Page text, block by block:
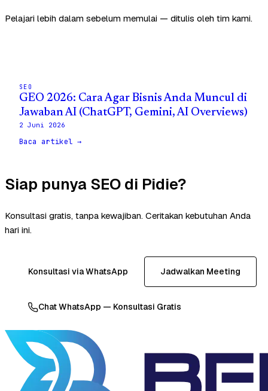
Pelajari lebih dalam sebelum memulai — ditulis oleh tim kami.
SEO
GEO 2026: Cara Agar Bisnis Anda Muncul di
Jawaban AI (ChatGPT, Gemini, AI Overviews)
2 Juni 2026
Baca artikel →
Siap punya SEO di Pidie?
Konsultasi gratis, tanpa kewajiban. Ceritakan kebutuhan Anda
hari ini.
Konsultasi via WhatsApp Jadwalkan Meeting
Chat WhatsApp — Konsultasi Gratis